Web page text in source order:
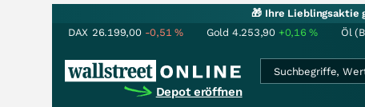
🎁 Ihre Lieblingsaktie
DAX 26.199,00 -0,51% Gold 4.253,90 +0,16% Öl
Depot eröffnen